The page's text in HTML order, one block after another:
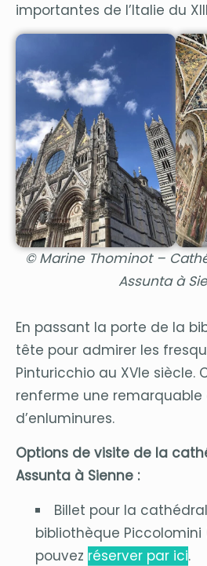
importantes de l’Italie du
© Marine Thominot –
Assunta à
En passant la porte de la
tête pour admirer les
Pinturicchio au XVIe siècle.
renferme une
d’enluminures.
Options de visite de la
Assunta à Sienne :
Billet pour la
bibliothèque Piccolomini
pouvez réserver par ici.